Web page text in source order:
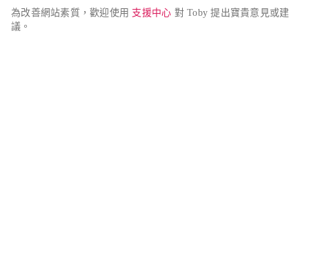
為改善網站素質，歡迎使用 支援中心 對 Toby 提出寶貴意見或建
議。